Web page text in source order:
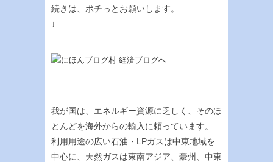
続きは、ポチっとお願いします。
↓
我が国は、エネルギー資源に乏しく、そのほ
とんどを海外からの輸入に頼っています。
利用用途の広い石油・LPガスは中東地域を
中心に、天然ガスは東南アジア、豪州、中東